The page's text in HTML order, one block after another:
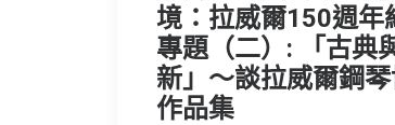
境：拉威爾150週年
專題（二）: 「古典
新」～談拉威爾鋼
作品集